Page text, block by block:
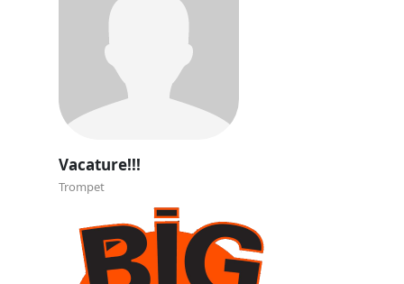
Vacature!!!
Trompet